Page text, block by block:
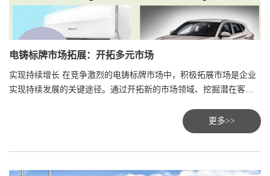
电铸标牌市场拓展：开拓多元市场
实现持续增长 在竞争激烈的电铸标牌市场中，积极拓展市场是企业
实现持续发展的关键途径。通过开拓新的市场领域、挖掘潜在客户
更多>>